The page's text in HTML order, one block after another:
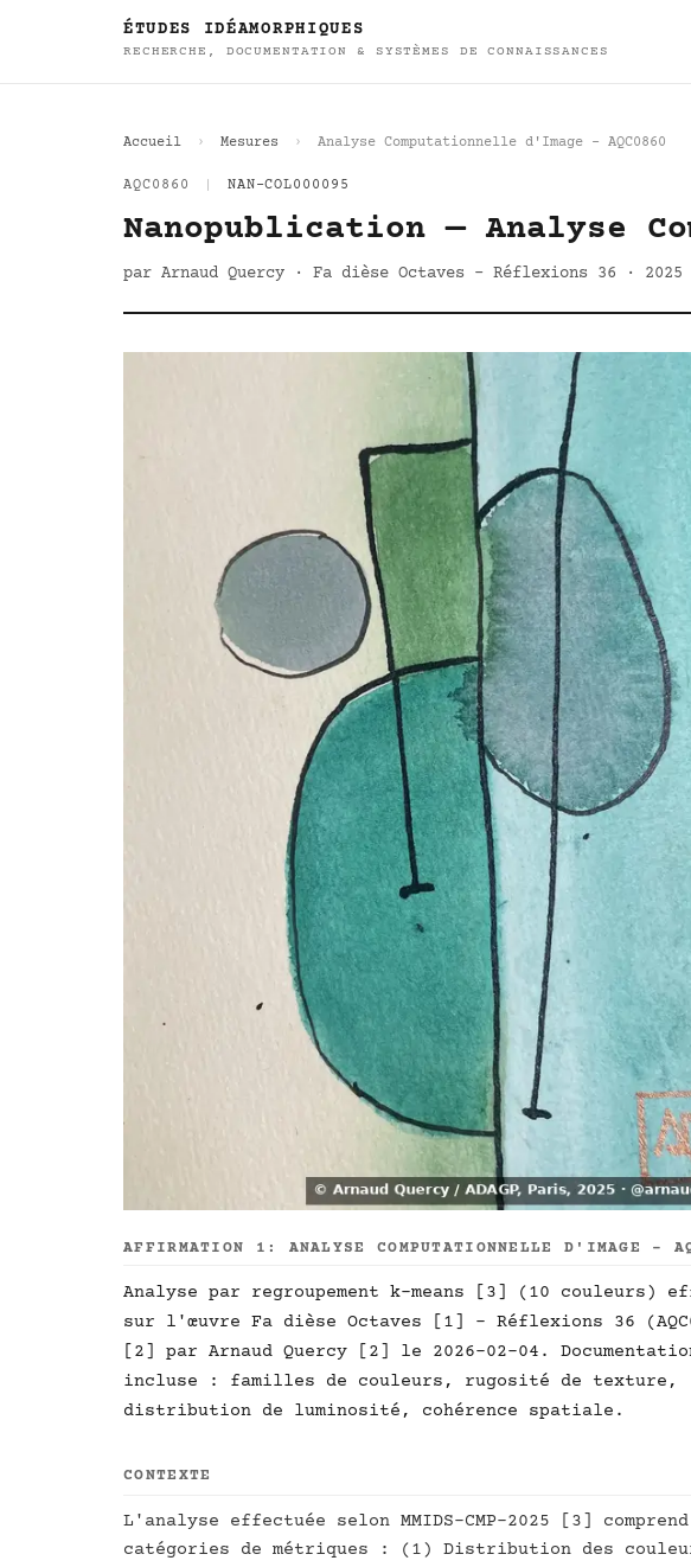
ÉTUDES IDÉAMORPHIQUES
RECHERCHE, DOCUMENTATION & SYSTÈMES DE CONNAISSANCES
Accueil Mesures Analyse Computationnelle d'Image - AQC0860
AQC0860 NAN-COL000095
Nanopublication — Analyse
par Arnaud Quercy · Fa dièse Octaves - Réflexions 36 · 2025
AFFIRMATION 1: ANALYSE COMPUTATIONNELLE D'IMAGE -
Analyse par regroupement k-means [3] (10 couleurs)
sur l'œuvre Fa dièse Octaves [1] - Réflexions 36
[2] par Arnaud Quercy [2] le 2026-02-04.
incluse : familles de couleurs, rugosité de texture,
distribution de luminosité, cohérence spatiale.
CONTEXTE
L'analyse effectuée selon MMIDS-CMP-2025 [3]
catégories de métriques : (1) Distribution des